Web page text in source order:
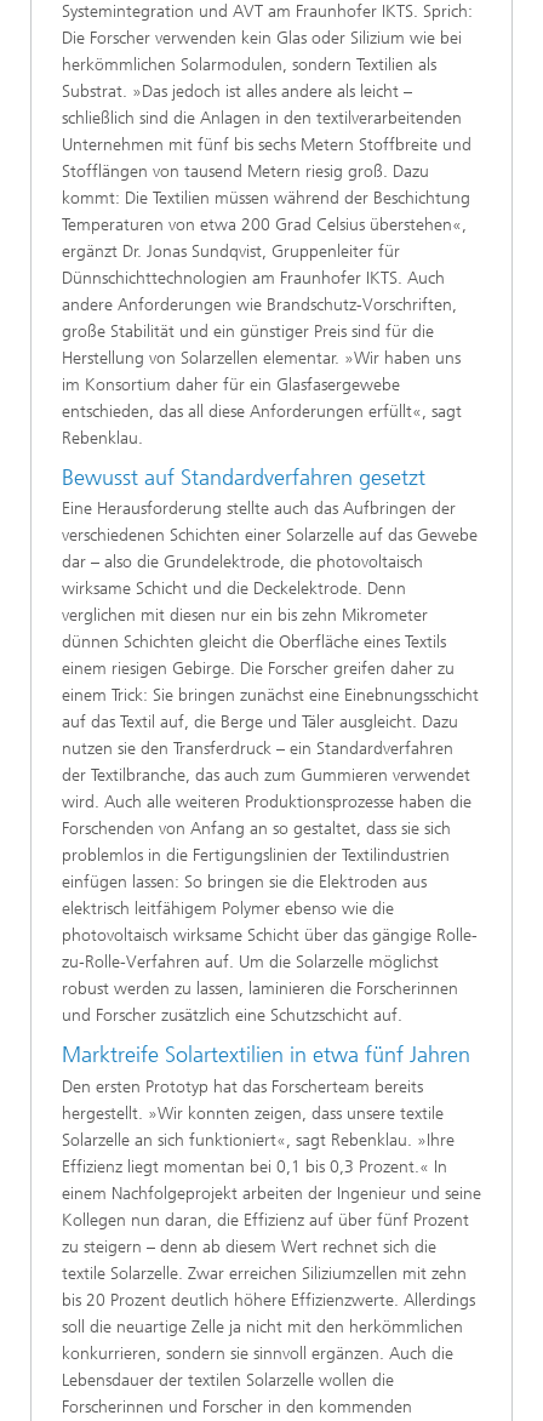
Systemintegration und AVT am Fraunhofer IKTS. Sprich:
Die Forscher verwenden kein Glas oder Silizium wie bei
herkömmlichen Solarmodulen, sondern Textilien als
Substrat. »Das jedoch ist alles andere als leicht –
schließlich sind die Anlagen in den textilverarbeitenden
Unternehmen mit fünf bis sechs Metern Stoffbreite und
Stofflängen von tausend Metern riesig groß. Dazu
kommt: Die Textilien müssen während der Beschichtung
Temperaturen von etwa 200 Grad Celsius überstehen«,
ergänzt Dr. Jonas Sundqvist, Gruppenleiter für
Dünnschichttechnologien am Fraunhofer IKTS. Auch
andere Anforderungen wie Brandschutz-Vorschriften,
große Stabilität und ein günstiger Preis sind für die
Herstellung von Solarzellen elementar. »Wir haben uns
im Konsortium daher für ein Glasfasergewebe
entschieden, das all diese Anforderungen erfüllt«, sagt
Rebenklau.
Bewusst auf Standardverfahren gesetzt
Eine Herausforderung stellte auch das Aufbringen der
verschiedenen Schichten einer Solarzelle auf das Gewebe
dar – also die Grundelektrode, die photovoltaisch
wirksame Schicht und die Deckelektrode. Denn
verglichen mit diesen nur ein bis zehn Mikrometer
dünnen Schichten gleicht die Oberfläche eines Textils
einem riesigen Gebirge. Die Forscher greifen daher zu
einem Trick: Sie bringen zunächst eine Einebnungsschicht
auf das Textil auf, die Berge und Täler ausgleicht. Dazu
nutzen sie den Transferdruck – ein Standardverfahren
der Textilbranche, das auch zum Gummieren verwendet
wird. Auch alle weiteren Produktionsprozesse haben die
Forschenden von Anfang an so gestaltet, dass sie sich
problemlos in die Fertigungslinien der Textilindustrien
einfügen lassen: So bringen sie die Elektroden aus
elektrisch leitfähigem Polymer ebenso wie die
photovoltaisch wirksame Schicht über das gängige Rolle-
zu-Rolle-Verfahren auf. Um die Solarzelle möglichst
robust werden zu lassen, laminieren die Forscherinnen
und Forscher zusätzlich eine Schutzschicht auf.
Marktreife Solartextilien in etwa fünf Jahren
Den ersten Prototyp hat das Forscherteam bereits
hergestellt. »Wir konnten zeigen, dass unsere textile
Solarzelle an sich funktioniert«, sagt Rebenklau. »Ihre
Effizienz liegt momentan bei 0,1 bis 0,3 Prozent.« In
einem Nachfolgeprojekt arbeiten der Ingenieur und seine
Kollegen nun daran, die Effizienz auf über fünf Prozent
zu steigern – denn ab diesem Wert rechnet sich die
textile Solarzelle. Zwar erreichen Siliziumzellen mit zehn
bis 20 Prozent deutlich höhere Effizienzwerte. Allerdings
soll die neuartige Zelle ja nicht mit den herkömmlichen
konkurrieren, sondern sie sinnvoll ergänzen. Auch die
Lebensdauer der textilen Solarzelle wollen die
Forscherinnen und Forscher in den kommenden